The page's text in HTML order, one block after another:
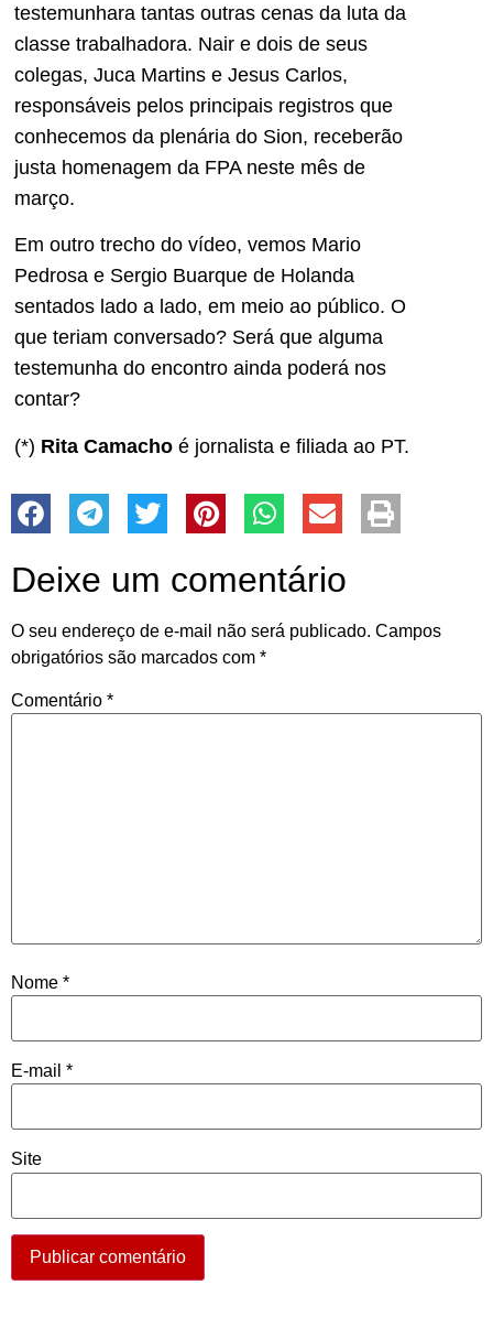
testemunhara tantas outras cenas da luta da
classe trabalhadora. Nair e dois de seus
colegas, Juca Martins e Jesus Carlos,
responsáveis pelos principais registros que
conhecemos da plenária do Sion, receberão
justa homenagem da FPA neste mês de
março.
Em outro trecho do vídeo, vemos Mario
Pedrosa e Sergio Buarque de Holanda
sentados lado a lado, em meio ao público. O
que teriam conversado? Será que alguma
testemunha do encontro ainda poderá nos
contar?
(*) Rita Camacho é jornalista e filiada ao PT.
Deixe um comentário
O seu endereço de e-mail não será publicado. Campos
obrigatórios são marcados com *
Comentário *
Nome *
E-mail *
Site